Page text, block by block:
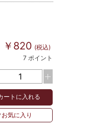
￥820 (税込)
7 ポイント
ートに入れる
お気に入り